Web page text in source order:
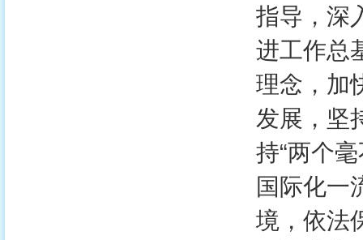
指导，深
进工作总
理念，加
发展，坚
持“两个
国际化一
境，依法